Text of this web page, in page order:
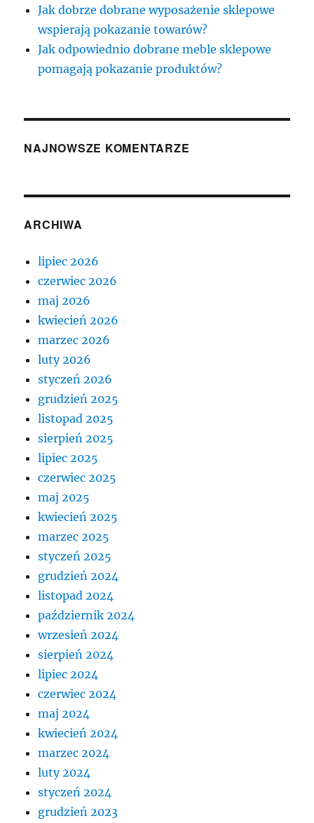
Jak dobrze dobrane wyposażenie sklepowe
wspierają pokazanie towarów?
Jak odpowiednio dobrane meble sklepowe
pomagają pokazanie produktów?
NAJNOWSZE KOMENTARZE
ARCHIWA
lipiec 2026
czerwiec 2026
maj 2026
kwiecień 2026
marzec 2026
luty 2026
styczeń 2026
grudzień 2025
listopad 2025
sierpień 2025
lipiec 2025
czerwiec 2025
maj 2025
kwiecień 2025
marzec 2025
styczeń 2025
grudzień 2024
listopad 2024
październik 2024
wrzesień 2024
sierpień 2024
lipiec 2024
czerwiec 2024
maj 2024
kwiecień 2024
marzec 2024
luty 2024
styczeń 2024
grudzień 2023